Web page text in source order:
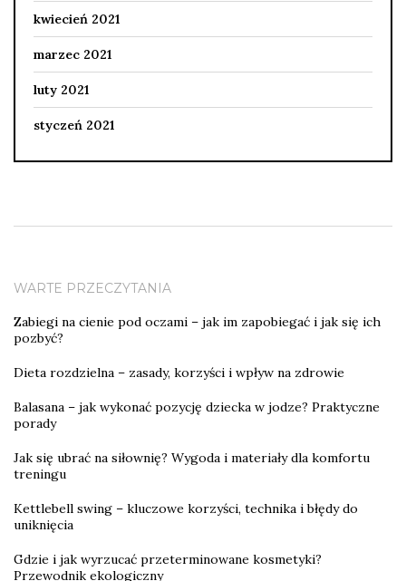
kwiecień 2021
marzec 2021
luty 2021
styczeń 2021
WARTE PRZECZYTANIA
Zabiegi na cienie pod oczami – jak im zapobiegać i jak się ich
pozbyć?
Dieta rozdzielna – zasady, korzyści i wpływ na zdrowie
Balasana – jak wykonać pozycję dziecka w jodze? Praktyczne
porady
Jak się ubrać na siłownię? Wygoda i materiały dla komfortu
treningu
Kettlebell swing – kluczowe korzyści, technika i błędy do
uniknięcia
Gdzie i jak wyrzucać przeterminowane kosmetyki?
Przewodnik ekologiczny